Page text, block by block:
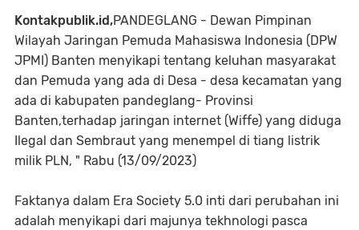
Kontakpublik.id,PANDEGLANG - Dewan Pimpinan
Wilayah Jaringan Pemuda Mahasiswa Indonesia (DPW
JPMI) Banten menyikapi tentang keluhan masyarakat
dan Pemuda yang ada di Desa - desa kecamatan yang
ada di kabupaten pandeglang- Provinsi
Banten,terhadap jaringan internet (Wiffe) yang diduga
Ilegal dan Sembraut yang menempel di tiang listrik
milik PLN, " Rabu (13/09/2023)
Faktanya dalam Era Society 5.0 inti dari perubahan ini
adalah menyikapi dari majunya tekhnologi pasca